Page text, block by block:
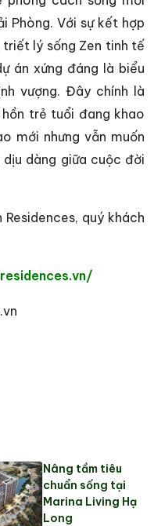
Phòng. Với sự kết hợp
lý sống Zen tinh tế
án xứng đáng là biểu
vượng. Đây chính là
trẻ tuổi đang khao
mới nhưng vẫn muốn
dàng giữa cuộc đời
quý khách
Nâng tầm tiêu
chuẩn sống tại
Marina Living Hạ
Long